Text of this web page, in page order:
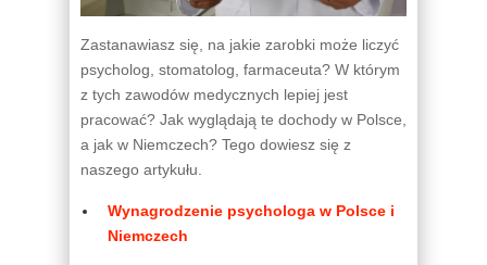
Zastanawiasz się, na jakie zarobki może liczyć
psycholog, stomatolog, farmaceuta? W którym
z tych zawodów medycznych lepiej jest
pracować? Jak wyglądają te dochody w Polsce,
a jak w Niemczech? Tego dowiesz się z
naszego artykułu.
Wynagrodzenie psychologa w Polsce i
Niemczech